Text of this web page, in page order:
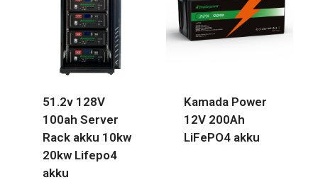
51.2v 128V
100ah Server
Rack akku 10kw
20kw Lifepo4
akku
Kamada Power
12V 200Ah
LiFePO4 akku